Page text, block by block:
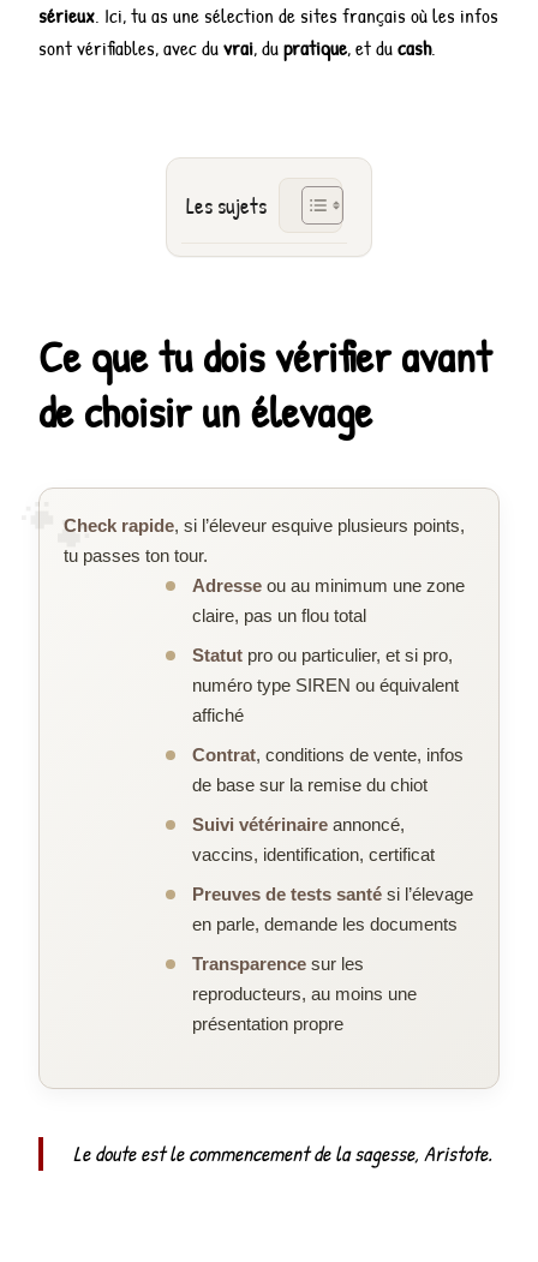
sérieux. Ici, tu as une sélection de sites français où les infos
sont vérifiables, avec duvrai, dupratique, et ducash.
Les sujets
Ce que tu dois vérifier avant
de choisir un élevage
Check rapide, si l’éleveur esquive plusieurs points,
tu passes ton tour.
Adresse ou au minimum une zone
claire, pas un flou total
Statut pro ou particulier, et si pro,
numéro type SIREN ou équivalent
affiché
Contrat, conditions de vente, infos
de base sur la remise du chiot
Suivi vétérinaire annoncé,
vaccins, identification, certificat
Preuves de tests santé si l’élevage
en parle, demande les documents
Transparence sur les
reproducteurs, au moins une
présentation propre
Le doute est le commencement de la sagesse, Aristote.